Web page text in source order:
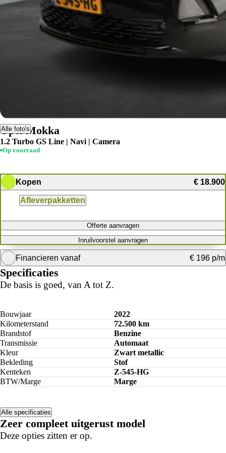
Alle foto's
Opel Mokka
1.2 Turbo GS Line | Navi | Camera
Op voorraad
Kopen € 18.900
Afleverpakketten
Offerte aanvragen
Inruilvoorstel aanvragen
Financieren vanaf € 196 p/m
Krediettabel
Specificaties
De basis is goed, van A tot Z.
Bouwjaar
2022
Kilometerstand
72.500 km
Brandstof
Benzine
Transmissie
Automaat
Kleur
Zwart metallic
Bekleding
Stof
Kenteken
Z-545-HG
BTW/Marge
Marge
Alle specificaties
Zeer compleet uitgerust model
Deze opties zitten er op.